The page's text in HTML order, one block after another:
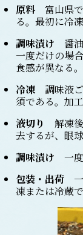
原料 富山県
る。最初に冷
調味漬け 醤
一度だけの場
食感が異なる。
冷凍 調味液
須である。加
液切り
解凍
去するが、眼
調味漬け 一
包装・出荷
凍または冷蔵